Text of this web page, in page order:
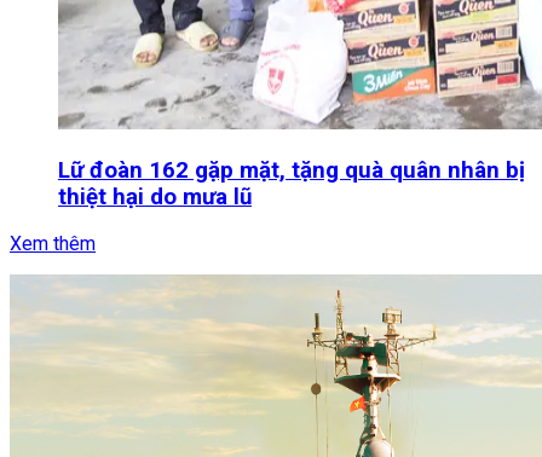
Lữ đoàn 162 gặp mặt, tặng quà quân nhân bị
thiệt hại do mưa lũ
Xem thêm